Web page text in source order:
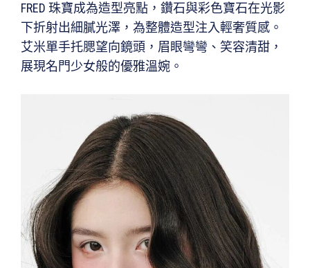
FRED 珠寶成為造型亮點，鑽石與彩色寶石在光影
下折射出細膩光澤，為整體造型注入輕奢質感。
艾米單手托腮望向鏡頭，眉眼彎彎、笑容清甜，
展現名門少女般的優雅溫婉。